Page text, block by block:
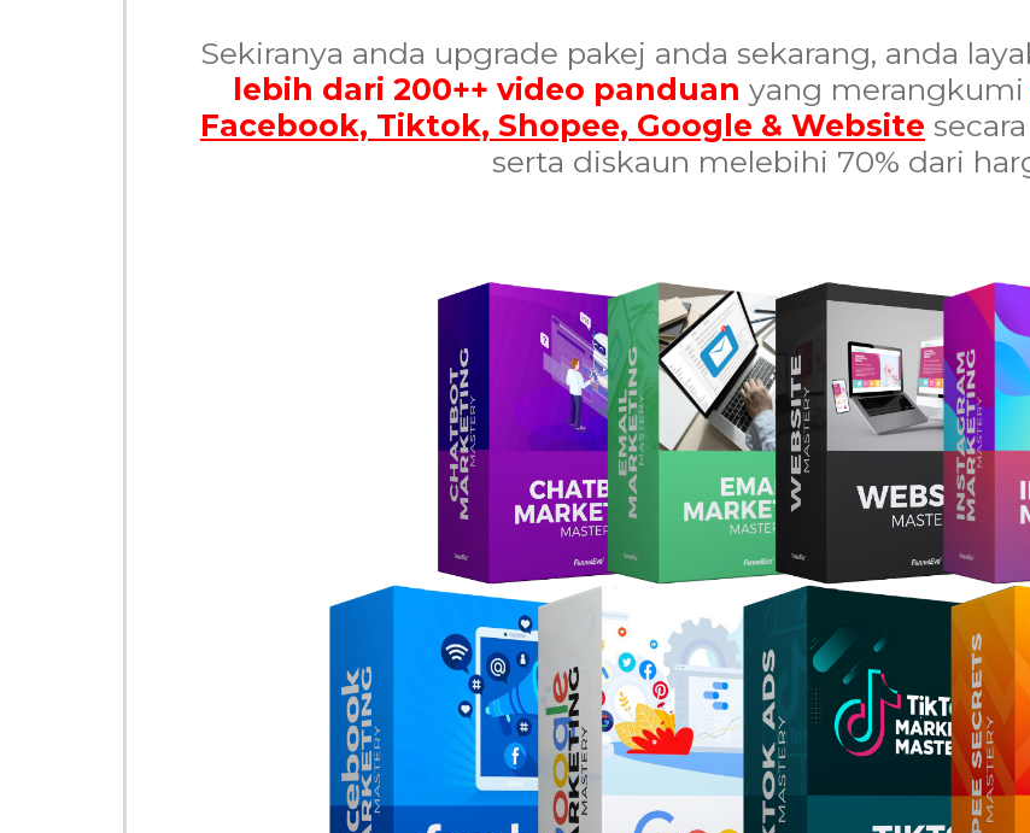
Sekiranya anda upgrade pakej anda sekarang, anda
lebih dari 200++ video panduan yang merangkumi
Facebook, Tiktok, Shopee, Google & Website
serta diskaun melebihi 70% dari